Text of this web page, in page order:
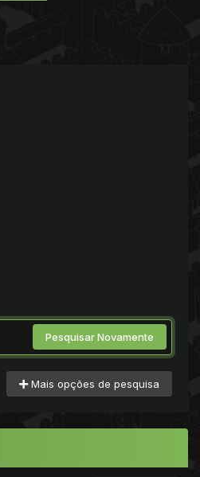
Pesquisar Novamente
Mais opções de pesquisa